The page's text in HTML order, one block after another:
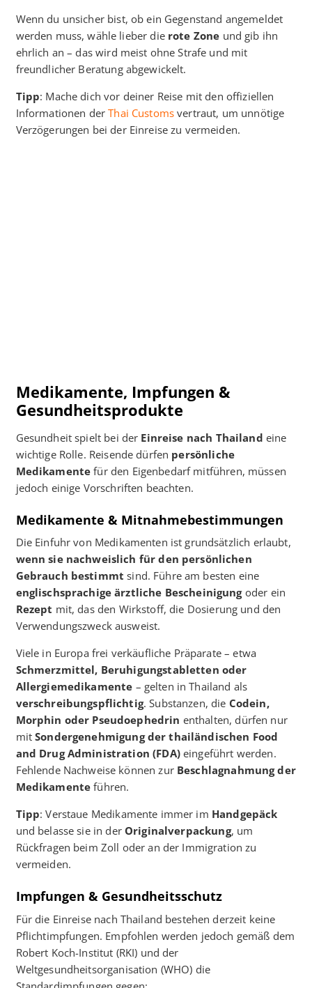
Wenn du unsicher bist, ob ein Gegenstand angemeldet
werden muss, wähle lieber die rote Zone und gib ihn
ehrlich an – das wird meist ohne Strafe und mit
freundlicher Beratung abgewickelt.
Tipp: Mache dich vor deiner Reise mit den offiziellen
Informationen derThai Customs vertraut, um unnötige
Verzögerungen bei der Einreise zu vermeiden.
Medikamente, Impfungen &
Gesundheitsprodukte
Gesundheit spielt bei der Einreise nach Thailand eine
wichtige Rolle. Reisende dürfen persönliche
Medikamente für den Eigenbedarf mitführen, müssen
jedoch einige Vorschriften beachten.
Medikamente & Mitnahmebestimmungen
Die Einfuhr von Medikamenten ist grundsätzlich erlaubt,
wenn sie nachweislich für den persönlichen
Gebrauch bestimmt sind. Führe am besten eine
englischsprachige ärztliche Bescheinigungoder ein
Rezept mit, das den Wirkstoff, die Dosierung und den
Verwendungszweck ausweist.
Viele in Europa frei verkäufliche Präparate – etwa
Schmerzmittel, Beruhigungstabletten oder
Allergiemedikamente – gelten in Thailand als
verschreibungspflichtig. Substanzen, die Codein,
Morphin oder Pseudoephedrin enthalten, dürfen nur
mitSondergenehmigung der thailändischen Food
and Drug Administration (FDA)eingeführt werden.
Fehlende Nachweise können zur Beschlagnahmung der
Medikamente führen.
Tipp: Verstaue Medikamente immer im Handgepäck
und belasse sie in der Originalverpackung, um
Rückfragen beim Zoll oder an der Immigration zu
vermeiden.
Impfungen & Gesundheitsschutz
Für die Einreise nach Thailand bestehen derzeit keine
Pflichtimpfungen. Empfohlen werden jedoch gemäß dem
Robert Koch-Institut (RKI) und der
Weltgesundheitsorganisation (WHO) die